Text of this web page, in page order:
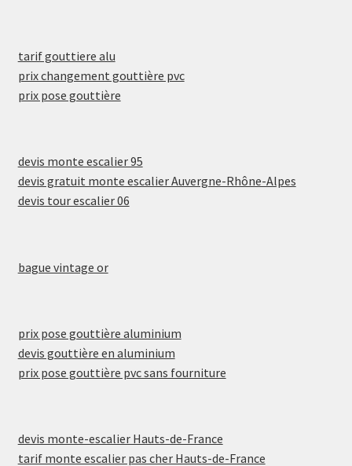
tarif gouttiere alu
prix changement gouttière pvc
prix pose gouttière
devis monte escalier 95
devis gratuit monte escalier Auvergne-Rhône-Alpes
devis tour escalier 06
bague vintage or
prix pose gouttière aluminium
devis gouttière en aluminium
prix pose gouttière pvc sans fourniture
devis monte-escalier Hauts-de-France
tarif monte escalier pas cher Hauts-de-France